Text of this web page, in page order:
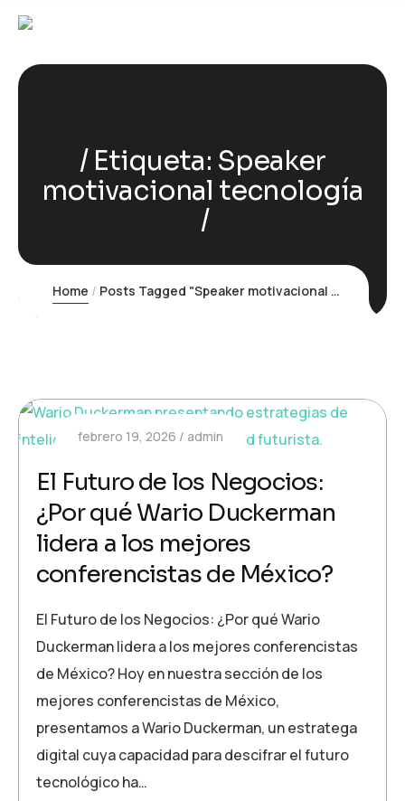
Etiqueta: Speaker
motivacional tecnología
Home Posts Tagged "Speaker motivacional tecnología"
febrero 19, 2026 admin
El Futuro de los Negocios:
¿Por qué Wario Duckerman
lidera a los mejores
conferencistas de México?
El Futuro de los Negocios: ¿Por qué Wario
Duckerman lidera a los mejores conferencistas
de México? Hoy en nuestra sección de los
mejores conferencistas de México,
presentamos a Wario Duckerman, un estratega
digital cuya capacidad para descifrar el futuro
tecnológico ha…